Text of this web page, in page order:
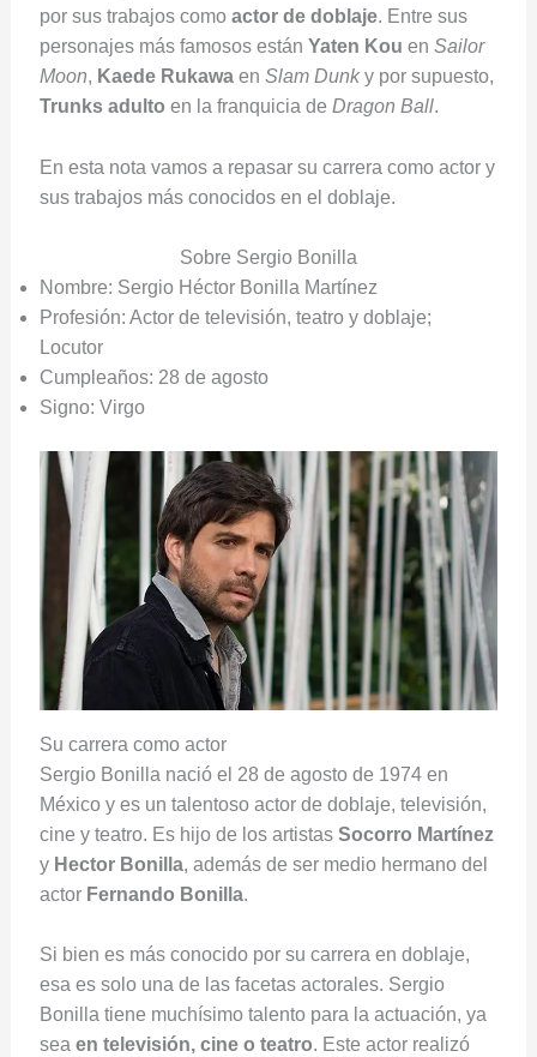
por sus trabajos como actor de doblaje. Entre sus
personajes más famosos están Yaten Kou en Sailor
Moon, Kaede Rukawaen Slam Dunky por supuesto,
Trunks adulto en la franquicia de Dragon Ball.
En esta nota vamos a repasar su carrera como actor y
sus trabajos más conocidos en el doblaje.
Sobre Sergio Bonilla
Nombre: Sergio Héctor Bonilla Martínez
Profesión: Actor de televisión, teatro y doblaje;
Locutor
Cumpleaños: 28 de agosto
Signo: Virgo
Su carrera como actor
Sergio Bonilla nació el 28 de agosto de 1974 en
México y es un talentoso actor de doblaje, televisión,
cine y teatro. Es hijo de los artistas Socorro Martínez
y Hector Bonilla, además de ser medio hermano del
actor Fernando Bonilla.
Si bien es más conocido por su carrera en doblaje,
esa es solo una de las facetas actorales. Sergio
Bonilla tiene muchísimo talento para la actuación, ya
sea en televisión, cine o teatro. Este actor realizó